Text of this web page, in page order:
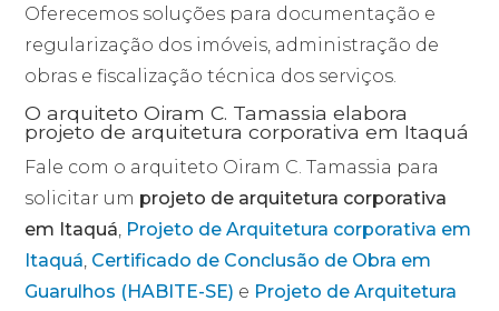
Oferecemos soluções para documentação e
regularização dos imóveis, administração de
obras e fiscalização técnica dos serviços.
O arquiteto Oiram C. Tamassia elabora
projeto de arquitetura corporativa em Itaquá
Fale com o arquiteto Oiram C. Tamassia para
solicitar um projeto de arquitetura corporativa
em Itaquá, Projeto de Arquitetura corporativa em
Itaquá, Certificado de Conclusão de Obra em
Guarulhos (HABITE-SE) e Projeto de Arquitetura